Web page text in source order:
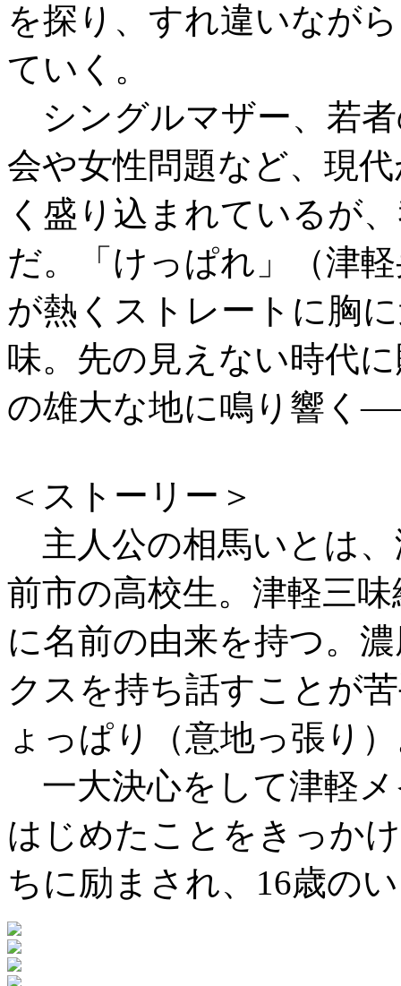
を探り、すれ違いなが
ていく。
シングルマザー、若
会や女性問題など、現
く盛り込まれているが
だ。「けっぱれ」（津
が熱くストレートに胸
味。先の見えない時代
の雄大な地に鳴り響く
＜ストーリー＞
主人公の相馬いとは、
前市の高校生。津軽三
に名前の由来を持つ。
クスを持ち話すことが
ょっぱり（意地っ張り
一大決心をして津軽
はじめたことをきっか
ちに励まされ、16歳の